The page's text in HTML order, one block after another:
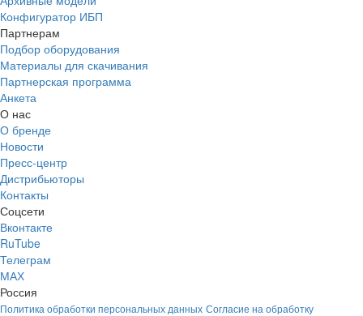
Конфигуратор ИБП
Партнерам
Подбор оборудования
Материалы для скачивания
Партнерская программа
Анкета
О нас
О бренде
Новости
Пресс-центр
Дистрибьюторы
Контакты
Соцсети
Вконтакте
RuTube
Телеграм
МАХ
Россия
Политика обработки персональных данных Согласие на обработку